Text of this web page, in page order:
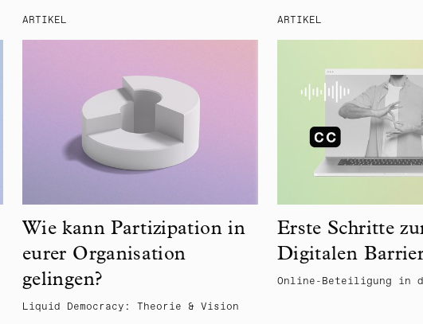
ARTIKEL
Wie kann Partizipation in
eurer Organisation
gelingen?
Liquid Democracy: Theorie & Vision
ARTIKEL
Erste Schritte
Digitalen
Online-Beteiligung in